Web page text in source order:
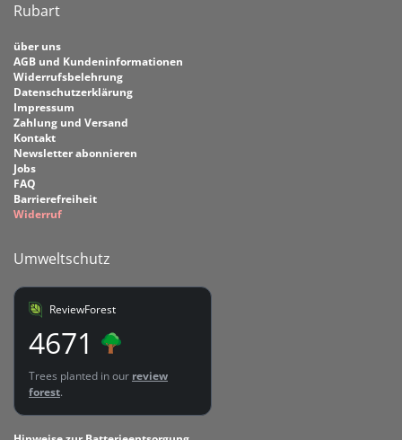
Rubart
über uns
AGB und Kundeninformationen
Widerrufsbelehrung
Datenschutzerklärung
Impressum
Zahlung und Versand
Kontakt
Newsletter abonnieren
Jobs
FAQ
Barrierefreiheit
Widerruf
Umweltschutz
ReviewForest
4671
Trees planted in our review
forest.